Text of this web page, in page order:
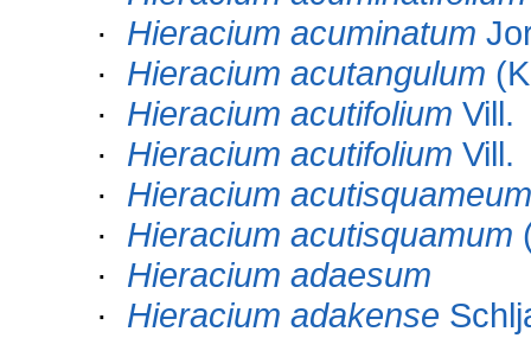
· Hieracium acuminatum
· Hieracium acutangulum
· Hieracium acutifolium Vill.
· Hieracium acutifolium Vill.
· Hieracium acutisquameum
· Hieracium acutisquamum
· Hieracium adaesum
· Hieracium adakense